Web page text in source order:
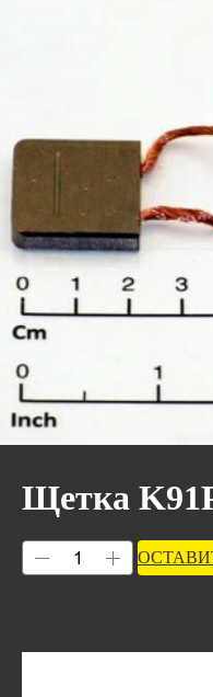
Щетка